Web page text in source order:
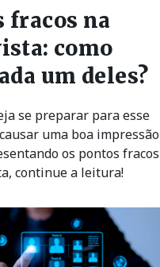
fracos na
como
um deles?
se preparar para esse
uma boa impressão
os pontos fracos
continue a leitura!